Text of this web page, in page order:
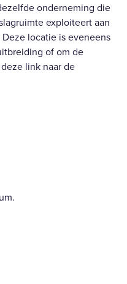
onderneming die
exploiteert aan
Deze locatie is eveneens
of om de
link naar de